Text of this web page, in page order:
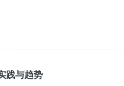
践与趋势